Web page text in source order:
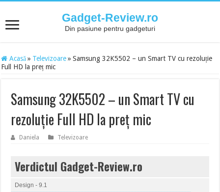
Gadget-Review.ro
Din pasiune pentru gadgeturi
Acasă » Televizoare » Samsung 32K5502 – un Smart TV cu rezoluție
Full HD la preț mic
Samsung 32K5502 – un Smart TV cu
rezoluție Full HD la preț mic
Daniela Televizoare
Verdictul Gadget-Review.ro
Design - 9.1